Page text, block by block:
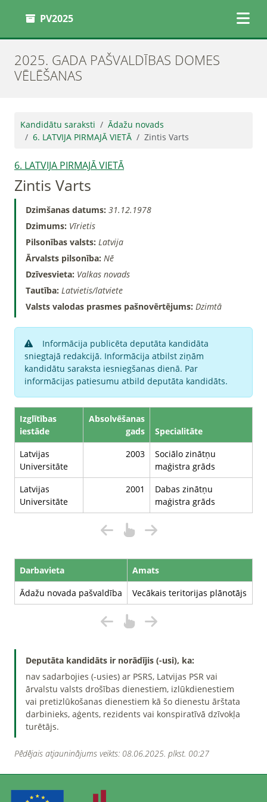
PV2025
2025. GADA PAŠVALDĪBAS DOMES
VĒLĒŠANAS
Kandidātu saraksti
Ādažu novads
6. LATVIJA PIRMAJĀ VIETĀ
Zintis Varts
6. LATVIJA PIRMAJĀ VIETĀ
Zintis Varts
Dzimšanas datums: 31.12.1978
Dzimums: Vīrietis
Pilsonības valsts: Latvija
Ārvalsts pilsonība: Nē
Dzīvesvieta: Valkas novads
Tautība: Latvietis/latviete
Valsts valodas prasmes pašnovērtējums: Dzimtā
Informācija publicēta deputāta kandidāta
sniegtajā redakcijā. Informācija atbilst ziņām
kandidātu saraksta iesniegšanas dienā. Par
informācijas patiesumu atbild deputāta kandidāts.
Izglītības
iestāde
Absolvēšanas
gads
Specialitāte
Latvijas
Universitāte
2003
Sociālo zinātņu
maģistra grāds
Latvijas
Universitāte
2001
Dabas zinātņu
maģistra grāds
Darbavieta
Amats
Ādažu novada pašvaldība
Vecākais teritorijas plānotājs
Deputāta kandidāts ir norādījis (-usi), ka:
nav sadarbojies (-usies) ar PSRS, Latvijas PSR vai
ārvalstu valsts drošības dienestiem, izlūkdienestiem
vai pretizlūkošanas dienestiem kā šo dienestu ārštata
darbinieks, aģents, rezidents vai konspiratīvā dzīvokļa
turētājs.
Pēdējais atjauninājums veikts: 08.06.2025. plkst. 00:27